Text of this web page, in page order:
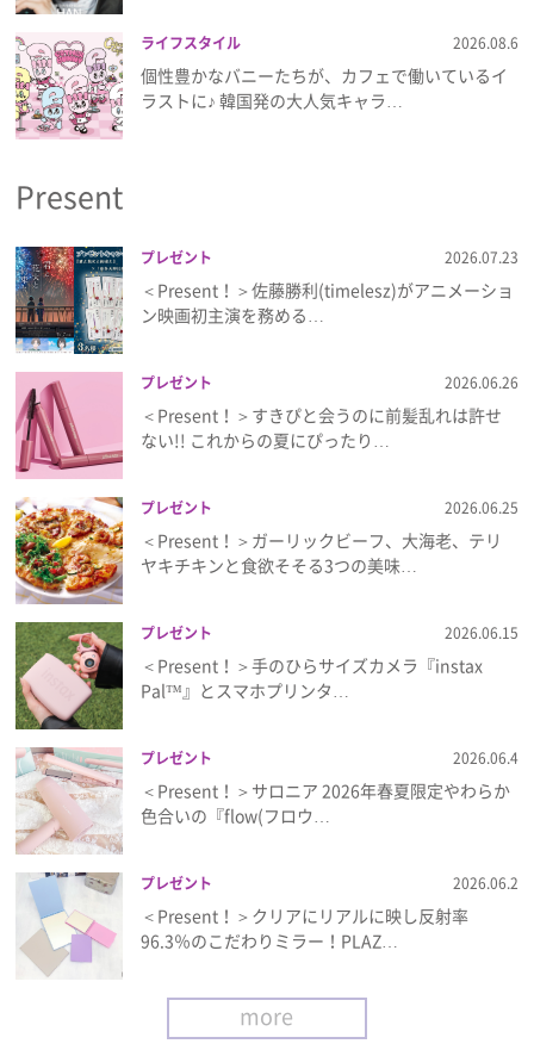
ライフスタイル 2026.08.6
個性豊かなバニーたちが、カフェで働いているイ
ラストに♪ 韓国発の大人気キャラ…
Present
プレゼント 2026.07.23
＜Present！＞佐藤勝利(timelesz)がアニメーショ
ン映画初主演を務める…
プレゼント 2026.06.26
＜Present！＞すきぴと会うのに前髪乱れは許せ
ない!! これからの夏にぴったり…
プレゼント 2026.06.25
＜Present！＞ガーリックビーフ、大海老、テリ
ヤキチキンと食欲そそる3つの美味…
プレゼント 2026.06.15
＜Present！＞手のひらサイズカメラ『instax
Pal™』とスマホプリンタ…
プレゼント 2026.06.4
＜Present！＞サロニア 2026年春夏限定やわらか
色合いの『flow(フロウ…
プレゼント 2026.06.2
＜Present！＞クリアにリアルに映し反射率
96.3％のこだわりミラー！PLAZ…
more